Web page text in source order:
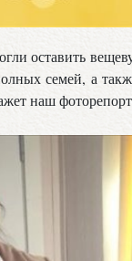
оставить
семей, а
наш